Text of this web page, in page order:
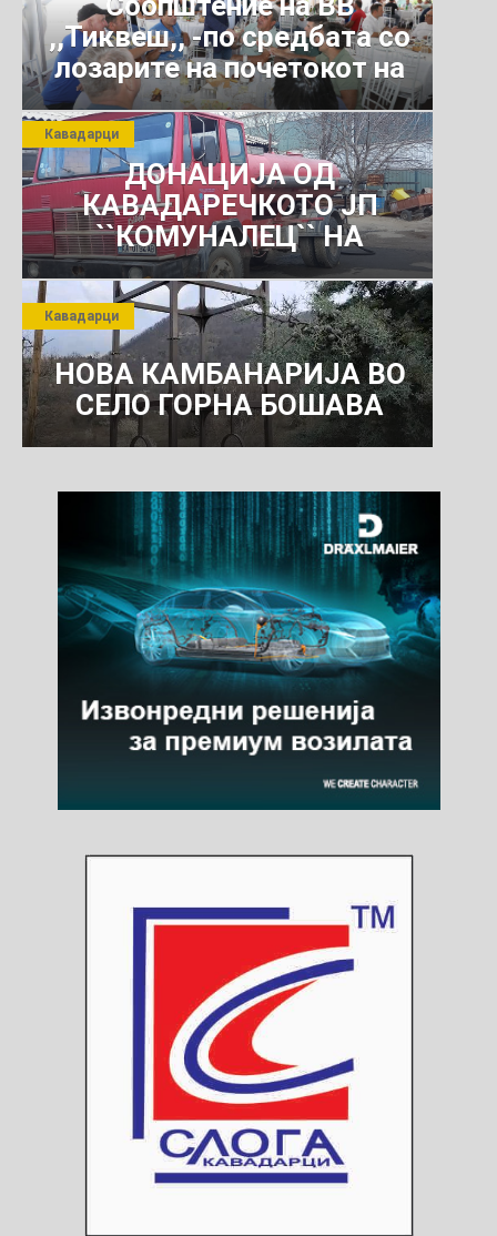
,,Тиквеш,, -по средбата со
лозарите на почетокот на
јули 2026 г.
ДОНАЦИЈА ОД
КАВАДАРЕЧКОТО ЈП
``КОМУНАЛЕЦ`` НА
РОСОМАНСКОТО ЈАВНО
ПРЕТПРИЈАТИЕ ЗА
КОМУНАЛНО УСЛУГИ
Кавадарци
НОВА КАМБАНАРИЈА ВО
СЕЛО ГОРНА БОШАВА
Кавадарци